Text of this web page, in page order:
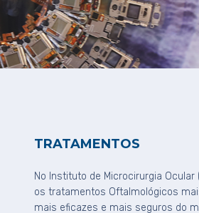
TRATAMENTOS
No Instituto de Microcirurgia Ocular
os tratamentos Oftalmológicos
mais eficazes e mais seguros do